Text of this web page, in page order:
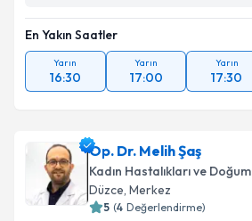
En Yakın Saatler
Yarın
16:30
Yarın
17:00
Yarın
17:30
Op. Dr. Melih Şaş
Kadın Hastalıkları ve Doğum
Düzce, Merkez
5 (4 Değerlendirme)